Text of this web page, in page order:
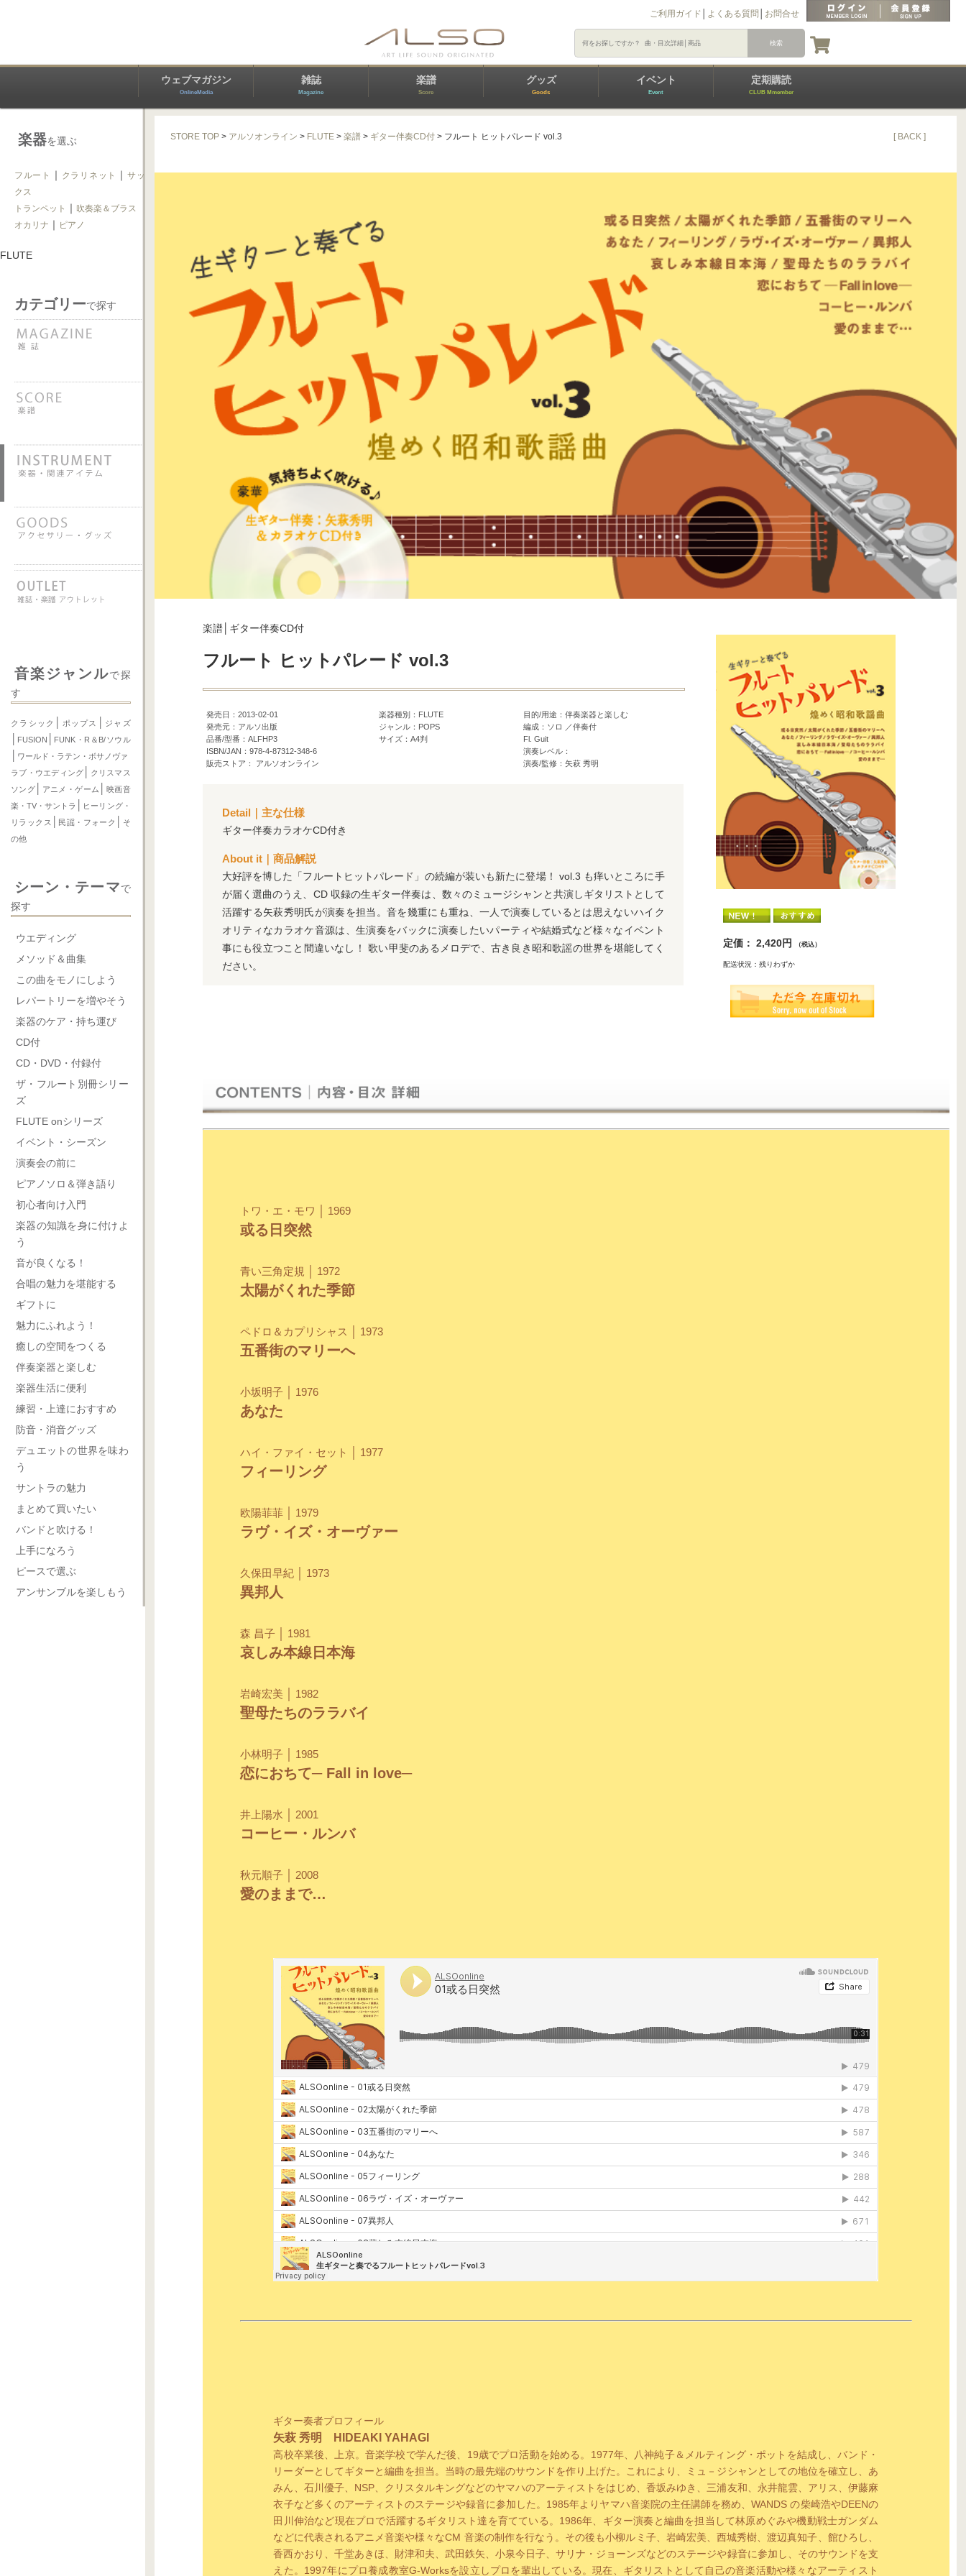
ご利用ガイド よくある質問 お問合せ
ウェブマガジン
OnlineMedia
雑誌
Magazine
楽譜
Score
グッズ
Goods
イベント
Event
定期購読
CLUB Mmember
楽器を選ぶ
フルート ｜ クラリネット ｜ サッ
クス
トランペット
｜ 吹奏楽＆ブラス
オカリナ ｜ ピアノ
FLUTE
カテゴリーで探す
音楽ジャンルで探
す
クラシック ポップス ジャズ
FUSION FUNK・R＆B/ソウル
ワールド・ラテン・ボサノヴァ
ラブ・ウエディング
クリスマス
ソング
アニメ・ゲーム
映画音
楽・TV・サントラ
ヒーリング・
リラックス
民謡・フォーク
そ
の他
シーン・テーマで
探す
ウエディング
メソッド＆曲集
この曲をモノにしよう
レパートリーを増やそう
楽器のケア・持ち運び
CD付
CD・DVD・付録付
ザ・フルート別冊シリー
ズ
FLUTE onシリーズ
イベント・シーズン
演奏会の前に
ピアノソロ＆弾き語り
初心者向け入門
楽器の知識を身に付けよ
う
音が良くなる！
合唱の魅力を堪能する
ギフトに
魅力にふれよう！
癒しの空間をつくる
伴奏楽器と楽しむ
楽器生活に便利
練習・上達におすすめ
防音・消音グッズ
デュエットの世界を味わ
う
サントラの魅力
まとめて買いたい
バンドと吹ける！
上手になろう
ピースで選ぶ
アンサンブルを楽しもう
STORE TOP > アルソオンライン > FLUTE >楽譜 > ギター伴奏CD付 > フルート ヒットパレード vol.3 [ BACK ]
楽譜│ギター伴奏CD付
フルート ヒットパレード vol.3
発売日：2013-02-01
発売元：アルソ出版
品番/型番：ALFHP3
ISBN/JAN：978-4-87312-348-6
販売ストア： アルソオンライン
楽器種別：FLUTE
ジャンル：POPS
サイズ：A4判
目的/用途：伴奏楽器と楽しむ
編成：ソロ ／伴奏付
Fl. Guit
演奏レベル：
演奏/監修：矢萩 秀明
Detail｜主な仕様
ギター伴奏カラオケCD付き
About it｜商品解説
大好評を博した「フルートヒットパレード」の続編が装いも新たに登場！ vol.3 も痒いところに手
が届く選曲のうえ、CD 収録の生ギター伴奏は、数々のミュージシャンと共演しギタリストとして
活躍する矢萩秀明氏が演奏を担当。音を幾重にも重ね、一人で演奏しているとは思えないハイク
オリティなカラオケ音源は、生演奏をバックに演奏したいパーティや結婚式など様々なイベント
事にも役立つこと間違いなし！ 歌い甲斐のあるメロデで、古き良き昭和歌謡の世界を堪能してく
ださい。
定価： 2,420円 （税込）
配送状況：残りわずか
トワ・エ・モワ │ 1969
或る日突然
青い三角定規 │ 1972
太陽がくれた季節
ペドロ＆カプリシャス │ 1973
五番街のマリーへ
小坂明子 │ 1976
あなた
ハイ・ファイ・セット │ 1977
フィーリング
欧陽菲菲 │ 1979
ラヴ・イズ・オーヴァー
久保田早紀 │ 1973
異邦人
森 昌子 │ 1981
哀しみ本線日本海
岩崎宏美 │ 1982
聖母たちのララバイ
小林明子 │ 1985
恋におちて─ Fall in love─
井上陽水 │ 2001
コーヒー・ルンバ
秋元順子 │ 2008
愛のままで…
ギター奏者プロフィール
矢萩 秀明 HIDEAKI YAHAGI
高校卒業後、上京。音楽学校で学んだ後、19歳でプロ活動を始める。1977年、八神純子＆メルティング・ポットを結成し、バンド・
リーダーとしてギターと編曲を担当。当時の最先端のサウンドを作り上げた。これにより、ミュ－ジシャンとしての地位を確立し、あ
みん、石川優子、NSP、クリスタルキングなどのヤマハのアーティストをはじめ、香坂みゆき、三浦友和、永井龍雲、アリス、伊藤麻
衣子など多くのアーティストのステージや録音に参加した。1985年よりヤマハ音楽院の主任講師を務め、WANDS の柴崎浩やDEENの
田川伸治など現在プロで活躍するギタリスト達を育てている。1986年、ギター演奏と編曲を担当して林原めぐみや機動戦士ガンダム
などに代表されるアニメ音楽や様々なCM 音楽の制作を行なう。その後も小柳ルミ子、岩崎宏美、西城秀樹、渡辺真知子、館ひろし、
香西かおり、千堂あきほ、財津和夫、武田鉄矢、小泉今日子、サリナ・ジョーンズなどのステージや録音に参加し、そのサウンドを支
えた。1997年にプロ養成教室G-Worksを設立しプロを輩出している。現在、ギタリストとして自己の音楽活動や様々なアーティスト